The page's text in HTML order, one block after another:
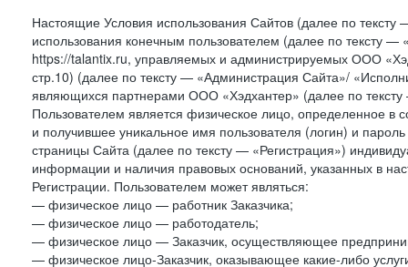
Настоящие Условия использования Сайтов (далее по
использования конечным пользователем (далее по тексту
https://talantix.ru, управляемых и администрируемых ООО
стр.10) (далее по тексту — «Администрация Сайта»/
являющихся партнерами ООО «Хэдхантер» (далее по
Пользователем является физическое лицо, определенное в
и получившее уникальное имя пользователя (логин) и
страницы Сайта (далее по тексту — «Регистрация»)
информации и наличия правовых оснований, указанных в
Регистрации. Пользователем может являться:
— физическое лицо — работник Заказчика;
— физическое лицо — работодатель;
— физическое лицо — Заказчик, осуществляющее
— физическое лицо-Заказчик, оказывающее какие-либо